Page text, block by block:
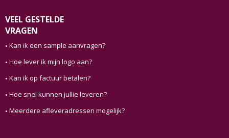
VEEL GESTELDE
VRAGEN
Kan ik een sample aanvragen?
Hoe lever ik mijn logo aan?
Kan ik op factuur betalen?
Hoe snel kunnen jullie leveren?
Meerdere afleveradressen mogelijk?